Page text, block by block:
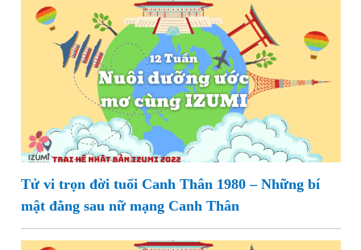
Tử vi trọn đời tuổi Canh Thân 1980 – Những bí
mật đằng sau nữ mạng Canh Thân